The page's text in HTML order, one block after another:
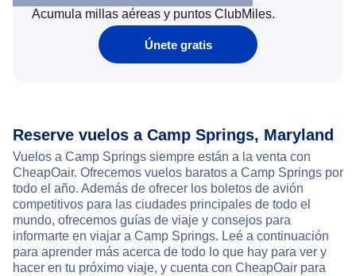
Acumula millas aéreas y puntos ClubMiles.
Únete gratis
Reserve vuelos a Camp Springs, Maryland
Vuelos a Camp Springs siempre están a la venta con
CheapOair. Ofrecemos vuelos baratos a Camp Springs por
todo el año. Además de ofrecer los boletos de avión
competitivos para las ciudades principales de todo el
mundo, ofrecemos guías de viaje y consejos para
informarte en viajar a Camp Springs. Leé a continuación
para aprender más acerca de todo lo que hay para ver y
hacer en tu próximo viaje, y cuenta con CheapOair para